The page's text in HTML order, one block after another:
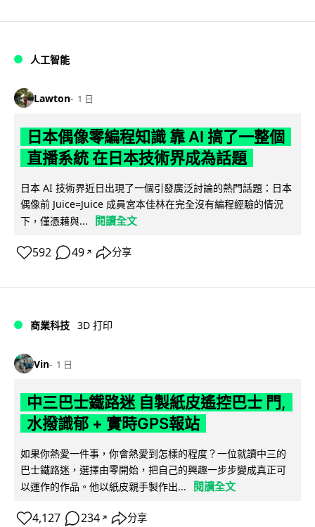
人工智能
Lawton 1 日
日本偶像零編程知識 靠 AI 搞了一整個
直播系統 在日本技術界成為話題
日本 AI 技術界近日出現了一個引發廣泛討論的熱門話題：日本
偶像前 Juice=Juice 成員宮本佳林在完全沒有編程經驗的情況
下，僅憑藉與...
閱讀全文
592 49 ↗ 分享
商業科技 3D 打印
Vin 1 日
中三巴士鐵路迷 自製紙皮遙控巴士 門,
水撥識郁 + 實時GPS報站
如果你熱愛一件事，你會熱愛到怎樣的程度？一位就讀中三的
巴士鐵路迷，選擇由零開始，把自己的興趣一步步變成真正可
以運作的作品。他以紙皮親手製作出...
閱讀全文
4,127 234 ↗ 分享